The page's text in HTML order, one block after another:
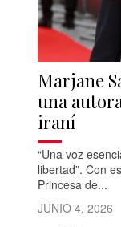
Marjane
una
iraní
“Una voz
libertad”. Con
Princesa de...
JUNIO 4, 2026